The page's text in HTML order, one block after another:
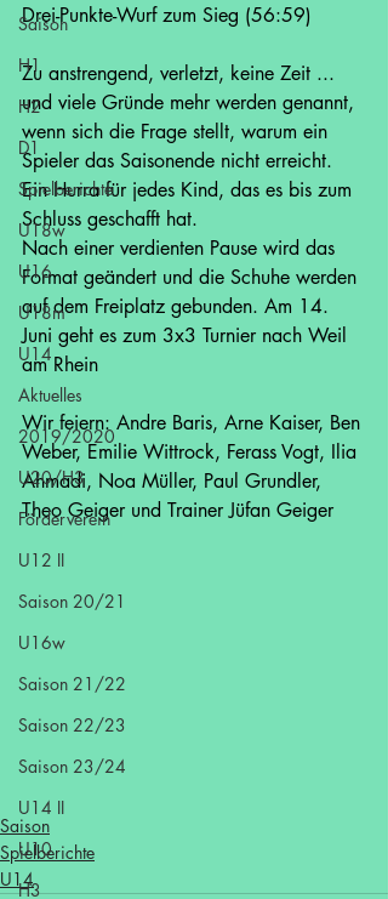
Saison
H1
H2
D1
Spielberichte
U18w
U16
U18m
U14
Aktuelles
2019/2020
U20/H3
Förderverein
U12 II
Saison 20/21
U16w
Saison 21/22
Saison 22/23
Saison 23/24
U14 II
U10
H3
Drei-Punkte-Wurf zum Sieg (56:59)
Zu anstrengend, verletzt, keine Zeit ...
und viele Gründe mehr werden genannt,
wenn sich die Frage stellt, warum ein
Spieler das Saisonende nicht erreicht.
Ein Hurra für jedes Kind, das es bis zum
Schluss geschafft hat.
Nach einer verdienten Pause wird das
Format geändert und die Schuhe werden
auf dem Freiplatz gebunden. Am 14.
Juni geht es zum 3x3 Turnier nach Weil
am Rhein
Wir feiern: Andre Baris, Arne Kaiser, Ben
Weber, Emilie Wittrock, Ferass Vogt, Ilia
Ahmadi, Noa Müller, Paul Grundler,
Theo Geiger und Trainer Jüfan Geiger
Saison
Spielberichte
U14